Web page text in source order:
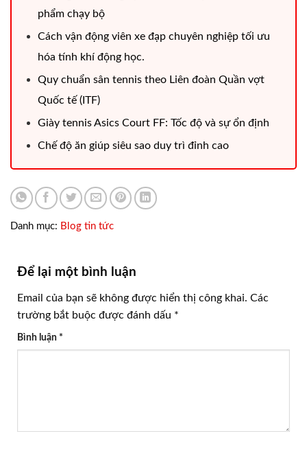
phẩm chạy bộ
Cách vận động viên xe đạp chuyên nghiệp tối ưu
hóa tính khí động học.
Quy chuẩn sân tennis theo Liên đoàn Quần vợt
Quốc tế (ITF)
Giày tennis Asics Court FF: Tốc độ và sự ổn định
Chế độ ăn giúp siêu sao duy trì đỉnh cao
Danh mục: Blog tin tức
Để lại một bình luận
Email của bạn sẽ không được hiển thị công khai. Các
trường bắt buộc được đánh dấu *
Bình luận *